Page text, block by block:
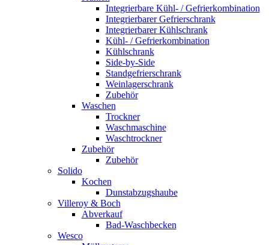
Integrierbare Kühl- / Gefrierkombination
Integrierbarer Gefrierschrank
Integrierbarer Kühlschrank
Kühl- / Gefrierkombination
Kühlschrank
Side-by-Side
Standgefrierschrank
Weinlagerschrank
Zubehör
Waschen
Trockner
Waschmaschine
Waschtrockner
Zubehör
Zubehör
Solido
Kochen
Dunstabzugshaube
Villeroy & Boch
Abverkauf
Bad-Waschbecken
Wesco